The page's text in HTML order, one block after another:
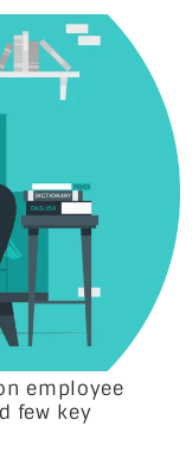
employee
few key